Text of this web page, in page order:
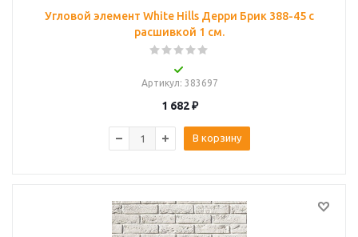
Угловой элемент White Hills Дерри Брик 388-45 с
расшивкой 1 см.
Артикул: 383697
1 682₽
В корзину